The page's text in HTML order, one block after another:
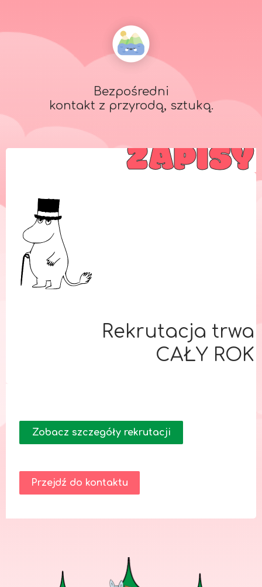
Bezpośredni
kontakt z przyrodą, sztuką.
ZAPISY
Rekrutacja trwa
CAŁY ROK
Zobacz szczegóły rekrutacji
Przejdź do kontaktu